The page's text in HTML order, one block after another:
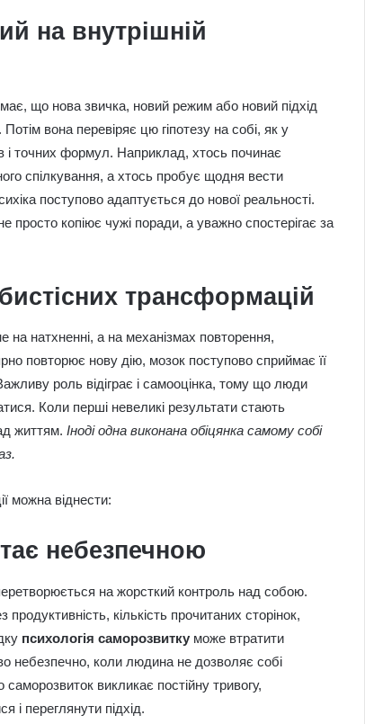
на внутрішній
що нова звичка, новий режим або новий підхід
вона перевіряє цю гіпотезу на собі, як у
і точних формул. Наприклад, хтось починає
спілкування, а хтось пробує щодня вести
поступово адаптується до нової реальності.
просто копіює чужі поради, а уважно спостерігає за
трансформацій
натхненні, а на механізмах повторення,
повторює нову дію, мозок поступово сприймає її
роль відіграє і самооцінка, тому що люди
Коли перші невеликі результати стають
життям. Іноді одна виконана обіцянка самому собі
можна віднести:
небезпечною
на жорсткий контроль над собою.
кількість прочитаних сторінок,
психологія саморозвитку може втратити
небезпечно, коли людина не дозволяє собі
викликає постійну тривогу,
і переглянути підхід.